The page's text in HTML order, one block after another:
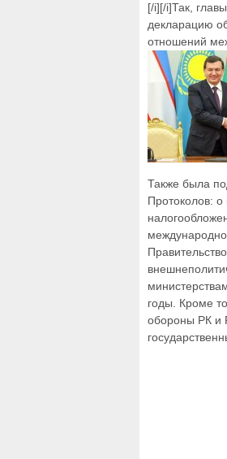
[/i][/i]Так,
декларацию
отношений
Также была
Протоколов:
годы. Кроме
обороны РК и